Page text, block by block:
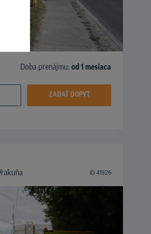
Doba prenájmu: od 1 mesiaca
ZADAŤ DOPYT
ID 41926